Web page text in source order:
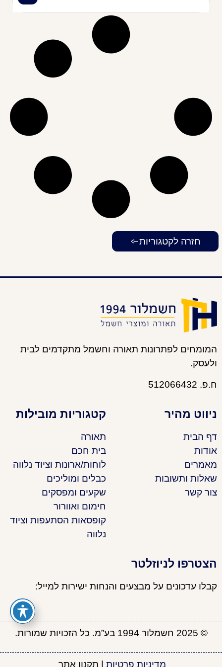
חזרה לקטגוריות
המומחים לפתרונות תאורה וחשמל מתקדמים לבית
ולעסק.
ח.פ. 512066432
ניווט מהיר
דף הבית
אודות
מאמרים
שאלות ותשובות
צור קשר
קטגוריות מובילות
תאורה
בית חכם
לוחות/ארונות וציוד נלווה
כבלים ומוליכים
שקעים ומפסקים
חימום ואוורור
קופסאות הסתעפות וציוד
נלווה
הצטרפו לניוזלטר
קבלו עדכונים על מבצעים והנחות ישירות למייל:
© 2025 חשמלור 1994 בע”מ. כל הזכויות שמורות.
מדיניות פרטיות תקנון אתר